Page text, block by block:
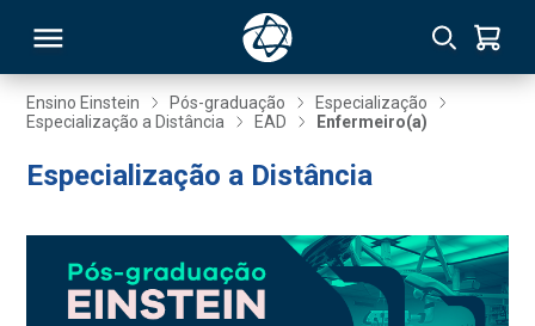
Ensino Einstein Pós-graduação
Especialização
Especialização a Distância
EAD Enfermeiro(a)
Especialização a Distância